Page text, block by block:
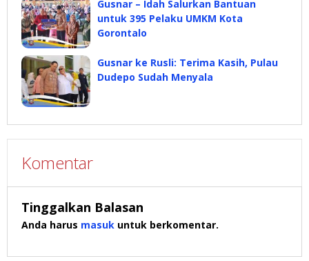
Gusnar – Idah Salurkan Bantuan
untuk 395 Pelaku UMKM Kota
Gorontalo
Gusnar ke Rusli: Terima Kasih, Pulau
Dudepo Sudah Menyala
Komentar
Tinggalkan Balasan
Anda harus masuk untuk berkomentar.